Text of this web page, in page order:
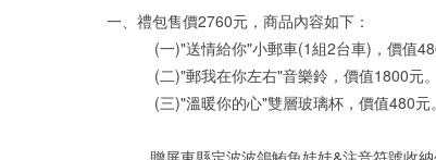
一、禮包售價2760元，商品內容如下：
(一)"送情給你"小郵車(1組2台車)，價值480
(二)"郵我在你左右"音樂鈴，價值1800元。
(三)"溫暖你的心"雙層玻璃杯，價值480元。